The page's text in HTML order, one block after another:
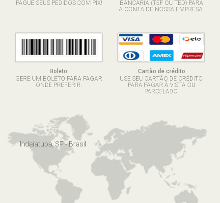
PAGUE SEUS PEDIDOS COM PIX!
BANCÁRIA (TEF OU TED) PARA
A CONTA DE NOSSA EMPRESA.
Boleto
GERE UM BOLETO PARA PAGAR
ONDE PREFERIR.
Cartão de crédito
USE SEU CARTÃO DE CRÉDITO
PARA PAGAR À VISTA OU
PARCELADO.
Indaiatuba, SP - Brasil